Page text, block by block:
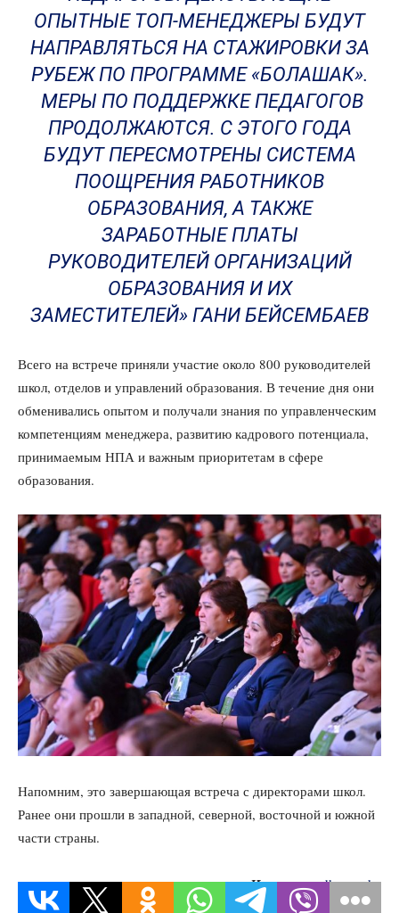
ОПЫТНЫЕ ТОП-МЕНЕДЖЕРЫ БУДУТ
НАПРАВЛЯТЬСЯ НА СТАЖИРОВКИ ЗА
РУБЕЖ ПО ПРОГРАММЕ «БОЛАШАК».
МЕРЫ ПО ПОДДЕРЖКЕ ПЕДАГОГОВ
ПРОДОЛЖАЮТСЯ. С ЭТОГО ГОДА
БУДУТ ПЕРЕСМОТРЕНЫ СИСТЕМА
ПООЩРЕНИЯ РАБОТНИКОВ
ОБРАЗОВАНИЯ, А ТАКЖЕ
ЗАРАБОТНЫЕ ПЛАТЫ
РУКОВОДИТЕЛЕЙ ОРГАНИЗАЦИЙ
ОБРАЗОВАНИЯ И ИХ
ЗАМЕСТИТЕЛЕЙ» ГАНИ БЕЙСЕМБАЕВ
Всего на встрече приняли участие около 800 руководителей
школ, отделов и управлений образования. В течение дня они
обменивались опытом и получали знания по управленческим
компетенциям менеджера, развитию кадрового потенциала,
принимаемым НПА и важным приоритетам в сфере
образования.
Напомним, это завершающая встреча с директорами школ.
Ранее они прошли в западной, северной, восточной и южной
части страны.
Источник: dknews.kz